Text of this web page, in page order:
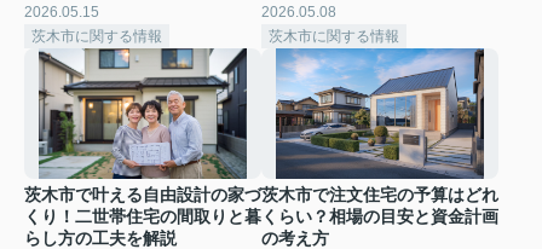
2026.05.15
茨木市に関する情報
2026.05.08
茨木市に関する情報
茨木市で叶える自由設計の家づ
くり！二世帯住宅の間取りと暮
らし方の工夫を解説
茨木市で注文住宅の予算はどれ
くらい？相場の目安と資金計画
の考え方